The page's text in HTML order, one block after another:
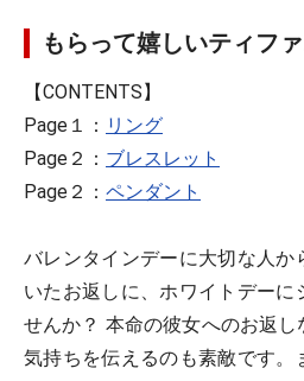
もらって嬉しいティフ
【CONTENTS】
Page１： リング
Page２： ブレスレット
Page２： ペンダント
バレンタインデーに大切な人か
いたお返しに、ホワイトデーに
せんか？ 本命の彼女へのお返
気持ちを伝えるのも素敵です。